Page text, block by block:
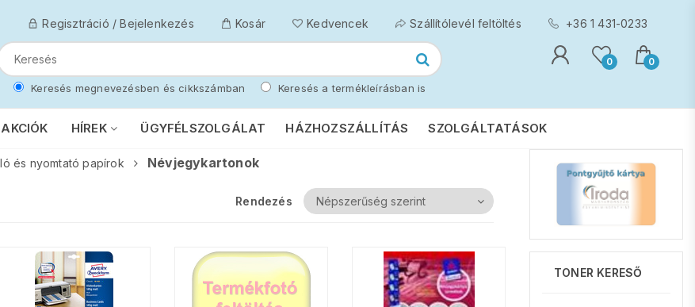
Regisztráció / Bejelenkezés Kosár Kedvencek Szállítólevél feltöltés +36 1 431-0233
Keresés megnevezésben és cikkszámban Keresés a termékleírásban is
0 0
AKCIÓK HÍREK ÜGYFÉLSZOLGÁLAT HÁZHOZSZÁLLÍTÁS SZOLGÁLTATÁSOK
és nyomtató papírok Névjegykartonok
Rendezés
TONER KERESŐ